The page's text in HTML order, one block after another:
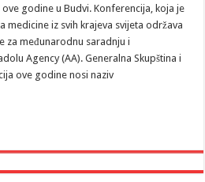
godine u Budvi. Konferencija, koja je
medicine iz svih krajeva svijeta održava
za međunarodnu saradnju i
Agency (AA). Generalna Skupština i
ove godine nosi naziv